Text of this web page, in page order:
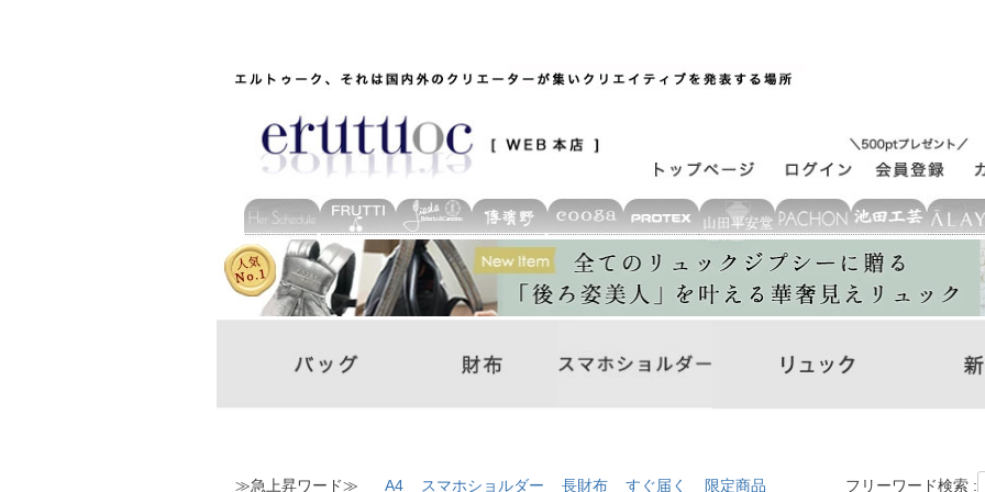
≫急上昇ワード≫ A4 スマホショルダー 長財布 すぐ届く 限定商品 フリーワード検索 :